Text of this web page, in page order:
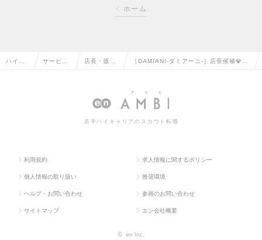
ホーム
ハイク サービ 店長・販
理の転職
［DAMIANI-ダミアーニ-］店長候補💎年
京・横浜の求人情報
若手ハイキャリアのスカウト転職
利用規約 求人情報に関するポリシー
個人情報の取り扱い 推奨環境
ヘルプ・お問い合わせ 参画のお問い合わせ
サイトマップ エン会社概要
© en Inc.